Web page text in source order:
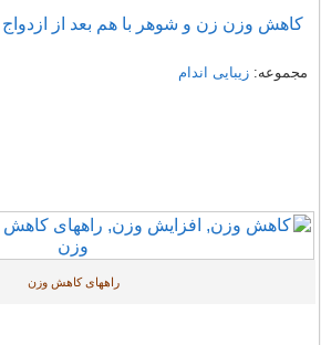
کاهش وزن زن و شوهر با هم بعد از ازدواج
مجموعه:زیبایی اندام
راههای کاهش وزن